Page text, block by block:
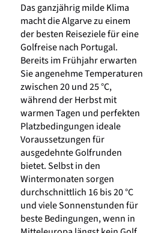
Das ganzjährig milde Klima
macht die Algarve zu einem
der besten Reiseziele für eine
Golfreise nach Portugal.
Bereits im Frühjahr erwarten
Sie angenehme Temperaturen
zwischen 20 und 25 °C,
während der Herbst mit
warmen Tagen und perfekten
Platzbedingungen ideale
Voraussetzungen für
ausgedehnte Golfrunden
bietet. Selbst in den
Wintermonaten sorgen
durchschnittlich 16 bis 20 °C
und viele Sonnenstunden für
beste Bedingungen, wenn in